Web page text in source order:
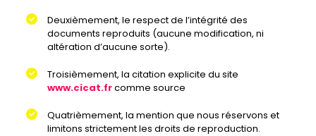
Deuxièmement, le respect de l’intégrité des
documents reproduits (aucune modification, ni
altération d’aucune sorte).
Troisièmement, la citation explicite du site
www.cicat.frcomme source
Quatrièmement, la mention que nous réservons et
limitons strictement les droits de reproduction.